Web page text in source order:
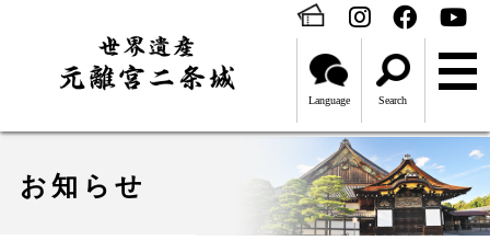
Language Search
お知らせ